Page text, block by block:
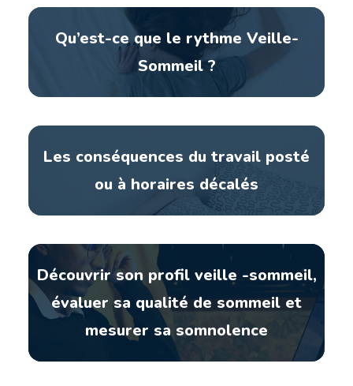
Qu’est-ce que le rythme Veille-
Sommeil ?
Les conséquences du travail posté
ou à horaires décalés
Découvrir son profil veille -sommeil,
évaluer sa qualité de sommeil et
mesurer sa somnolence